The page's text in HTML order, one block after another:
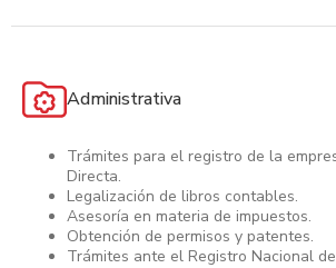
Administrativa
Trámites para el registro de la
Directa.
Legalización de libros contables.
Asesoría en materia de impuestos.
Obtención de permisos y patentes.
Trámites ante el Registro Nacional